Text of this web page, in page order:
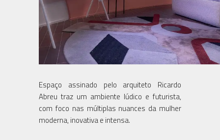
Espaço assinado pelo arquiteto Ricardo
Abreu traz um ambiente lúdico e futurista,
com foco nas múltiplas nuances da mulher
moderna, inovativa e intensa.